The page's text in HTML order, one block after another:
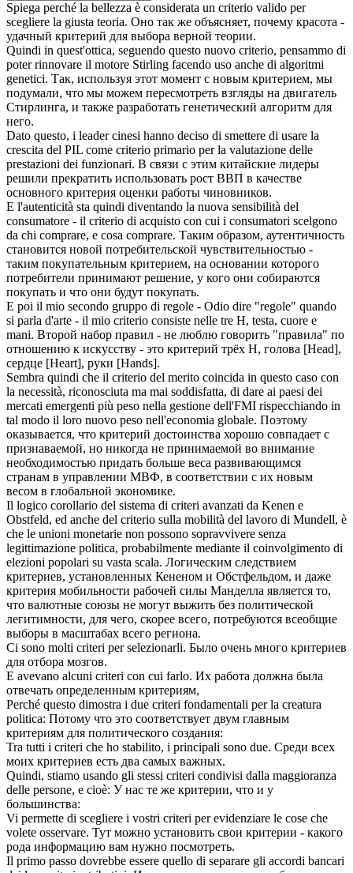
Spiega perché la bellezza è considerata un criterio valido per
scegliere la giusta teoria. Оно так же объясняет, почему красота -
удачный критерий для выбора верной теории.
Quindi in quest'ottica, seguendo questo nuovo criterio, pensammo di
poter rinnovare il motore Stirling facendo uso anche di algoritmi
genetici. Так, используя этот момент с новым критерием, мы
подумали, что мы можем пересмотреть взгляды на двигатель
Стирлинга, и также разработать генетический алгоритм для
него.
Dato questo, i leader cinesi hanno deciso di smettere di usare la
crescita del PIL come criterio primario per la valutazione delle
prestazioni dei funzionari. В связи с этим китайские лидеры
решили прекратить использовать рост ВВП в качестве
основного критерия оценки работы чиновников.
E l'autenticità sta quindi diventando la nuova sensibilità del
consumatore - il criterio di acquisto con cui i consumatori scelgono
da chi comprare, e cosa comprare. Таким образом, аутентичность
становится новой потребительской чувствительностью -
таким покупательным критерием, на основании которого
потребители принимают решение, у кого они собираются
покупать и что они будут покупать.
E poi il mio secondo gruppo di regole - Odio dire "regole" quando
si parla d'arte - il mio criterio consiste nelle tre H, testa, cuore e
mani. Второй набор правил - не люблю говорить "правила" по
отношению к искусству - это критерий трёх H, голова [Head],
сердце [Heart], руки [Hands].
Sembra quindi che il criterio del merito coincida in questo caso con
la necessità, riconosciuta ma mai soddisfatta, di dare ai paesi dei
mercati emergenti più peso nella gestione dell'FMI rispecchiando in
tal modo il loro nuovo peso nell'economia globale. Поэтому
оказывается, что критерий достоинства хорошо совпадает с
признаваемой, но никогда не принимаемой во внимание
необходимостью придать больше веса развивающимся
странам в управлении МВФ, в соответствии с их новым
весом в глобальной экономике.
Il logico corollario del sistema di criteri avanzati da Kenen e
Obstfeld, ed anche del criterio sulla mobilità del lavoro di Mundell, è
che le unioni monetarie non possono sopravvivere senza
legittimazione politica, probabilmente mediante il coinvolgimento di
elezioni popolari su vasta scala. Логическим следствием
критериев, установленных Кененом и Обстфельдом, и даже
критерия мобильности рабочей силы Манделла является то,
что валютные союзы не могут выжить без политической
легитимности, для чего, скорее всего, потребуются всеобщие
выборы в масштабах всего региона.
Ci sono molti criteri per selezionarli. Было очень много критериев
для отбора мозгов.
E avevano alcuni criteri con cui farlo. Их работа должна была
отвечать определенным критериям,
Perché questo dimostra i due criteri fondamentali per la creatura
politica: Потому что это соответствует двум главным
критериям для политического создания:
Tra tutti i criteri che ho stabilito, i principali sono due. Среди всех
моих критериев есть два самых важных.
Quindi, stiamo usando gli stessi criteri condivisi dalla maggioranza
delle persone, e cioè: У нас те же критерии, что и у
большинства:
Vi permette di scegliere i vostri criteri per evidenziare le cose che
volete osservare. Тут можно установить свои критерии - какого
рода информацию вам нужно посмотреть.
Il primo passo dovrebbe essere quello di separare gli accordi bancari